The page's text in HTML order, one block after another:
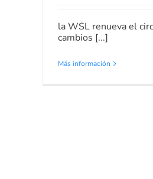
la WSL renueva el
cambios [...]
Más información